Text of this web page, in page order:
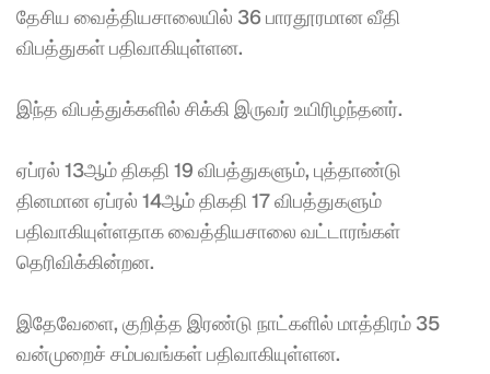
தேசிய வைத்தியசாலையில் 36 பாரதூரமான வீதி
விபத்துகள் பதிவாகியுள்ளன.
இந்த விபத்துக்களில் சிக்கி இருவர் உயிரிழந்தனர்.
ஏப்ரல் 13ஆம் திகதி 19 விபத்துகளும், புத்தாண்டு
தினமான ஏப்ரல் 14ஆம் திகதி 17 விபத்துகளும்
பதிவாகியுள்ளதாக வைத்தியசாலை வட்டாரங்கள்
தெரிவிக்கின்றன.
இதேவேளை, குறித்த இரண்டு நாட்களில் மாத்திரம் 35
வன்முறைச் சம்பவங்கள் பதிவாகியுள்ளன.